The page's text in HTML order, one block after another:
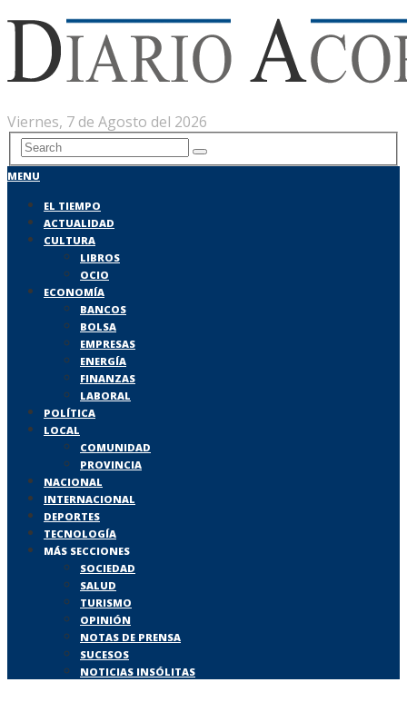
Viernes, 7 de Agosto del 2026
MENU
EL TIEMPO
ACTUALIDAD
CULTURA
LIBROS
OCIO
ECONOMÍA
BANCOS
BOLSA
EMPRESAS
ENERGÍA
FINANZAS
LABORAL
POLÍTICA
LOCAL
COMUNIDAD
PROVINCIA
NACIONAL
INTERNACIONAL
DEPORTES
TECNOLOGÍA
MÁS SECCIONES
SOCIEDAD
SALUD
TURISMO
OPINIÓN
NOTAS DE PRENSA
SUCESOS
NOTICIAS INSÓLITAS